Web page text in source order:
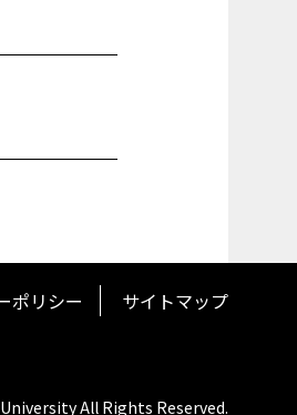
ポリシー サイトマップ
All Rights Reserved.